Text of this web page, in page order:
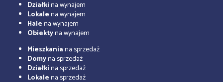
Działkina wynajem
Lokalena wynajem
Halena wynajem
Obiektyna wynajem
Mieszkaniana sprzedaż
Domyna sprzedaż
Działkina sprzedaż
Lokalena sprzedaż